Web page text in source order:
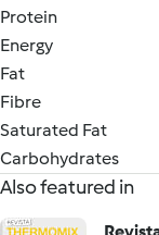
Protein
Energy
Fat
Fibre
Saturated Fat
Carbohydrates
Also featured in